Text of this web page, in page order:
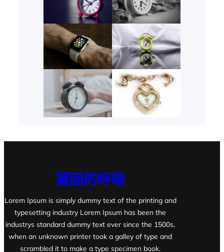
凝固的呼吸
Lorem Ipsum is simply dummy text of the printing and
typesetting industry Lorem Ipsum has been the
industrys standard dummy text ever since the 1500s,
when an unknown printer took a galley of type and
scrambled it to make a type specimen book.